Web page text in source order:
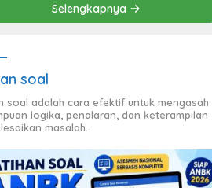
Selengkapnya
soal
soal adalah cara efektif untuk mengasah
logika, penalaran, dan keterampilan
masalah.